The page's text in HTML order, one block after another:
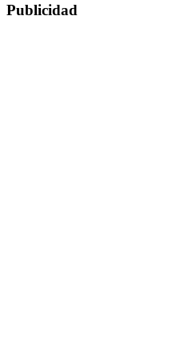
Publicidad